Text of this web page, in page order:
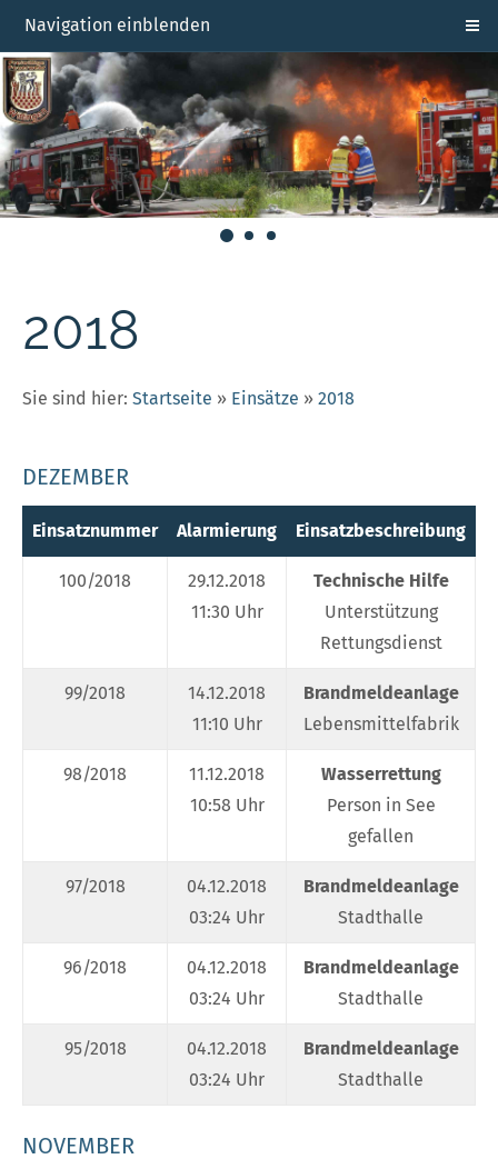
Navigation einblenden
2018
Sie sind hier: Startseite » Einsätze » 2018
DEZEMBER
Einsatznummer Alarmierung Einsatzbeschreibung
100/2018
29.12.2018
11:30 Uhr
Technische Hilfe
Unterstützung
Rettungsdienst
99/2018
14.12.2018
11:10 Uhr
Brandmeldeanlage
Lebensmittelfabrik
98/2018
11.12.2018
10:58 Uhr
Wasserrettung
Person in See
gefallen
97/2018
04.12.2018
03:24 Uhr
Brandmeldeanlage
Stadthalle
96/2018
04.12.2018
03:24 Uhr
Brandmeldeanlage
Stadthalle
95/2018
04.12.2018
03:24 Uhr
Brandmeldeanlage
Stadthalle
NOVEMBER